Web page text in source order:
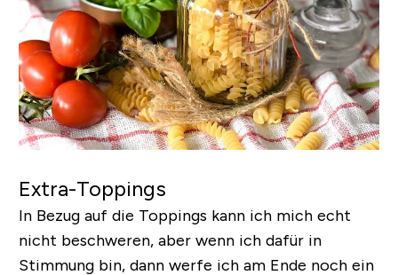
Extra-Toppings
In Bezug auf die Toppings kann ich mich echt
nicht beschweren, aber wenn ich dafür in
Stimmung bin, dann werfe ich am Ende noch ein